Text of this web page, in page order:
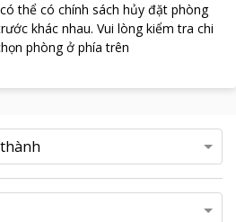
thể có chính sách hủy đặt phòng
khác nhau. Vui lòng kiểm tra chi
phòng ở phía trên